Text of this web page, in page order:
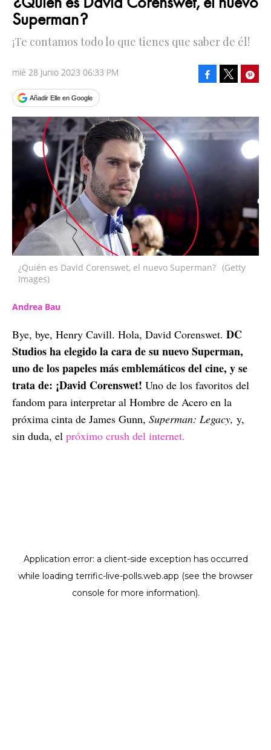
Superman?
¡Te contamos todo lo que tienes que saber de él!
mié 28 junio 2023 06:33 PM
Añadir Elle en Google
Facebook
¿Quién es David Corenswet, el nuevo Superman? (Getty
Images)
Andrea Bau
Bye, bye, Henry Cavill. Hola, David Corenswet. DC
Studios ha elegido la cara de su nuevo Superman,
uno de los papeles más emblemáticos del cine, y se
trata de: ¡David Corenswet! Uno de los favoritos del
fandom para interpretar al Hombre de Acero en la
próxima cinta de James Gunn, Superman: Legacy, y,
sin duda, el próximo crush del internet.